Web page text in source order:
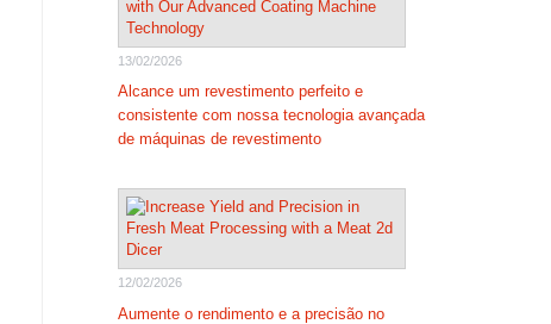
13/02/2026
Alcance um revestimento perfeito e
consistente com nossa tecnologia avançada
de máquinas de revestimento
12/02/2026
Aumente o rendimento e a precisão no